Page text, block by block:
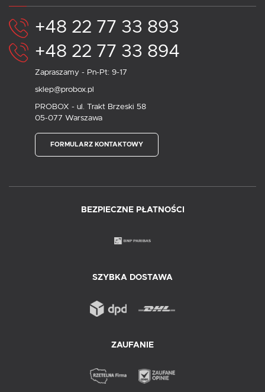
+48 22 77 33 893
+48 22 77 33 894
Zapraszamy - Pn-Pt: 9-17
sklep@probox.pl
PROBOX - ul. Trakt Brzeski 58
05-077 Warszawa
FORMULARZ KONTAKTOWY
BEZPIECZNE PŁATNOŚCI
SZYBKA DOSTAWA
ZAUFANIE